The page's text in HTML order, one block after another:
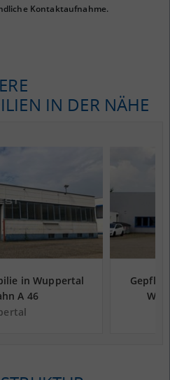
Kontaktaufnahme.
IN DER NÄHE
in Wuppertal
A 46